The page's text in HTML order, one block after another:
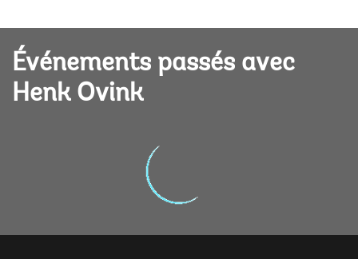
Événements passés avec
Henk Ovink